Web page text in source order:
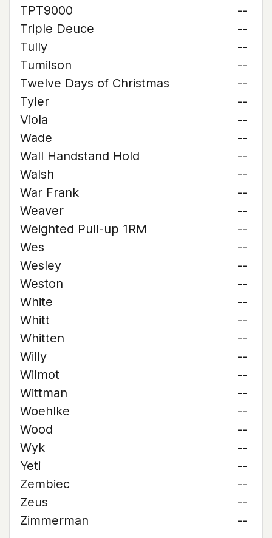
TPT9000
--
Triple Deuce
--
Tully
--
Tumilson
--
Twelve Days of Christmas
--
Tyler
--
Viola
--
Wade
--
Wall Handstand Hold
--
Walsh
--
War Frank
--
Weaver
--
Weighted Pull-up 1RM
--
Wes
--
Wesley
--
Weston
--
White
--
Whitt
--
Whitten
--
Willy
--
Wilmot
--
Wittman
--
Woehlke
--
Wood
--
Wyk
--
Yeti
--
Zembiec
--
Zeus
--
Zimmerman
--